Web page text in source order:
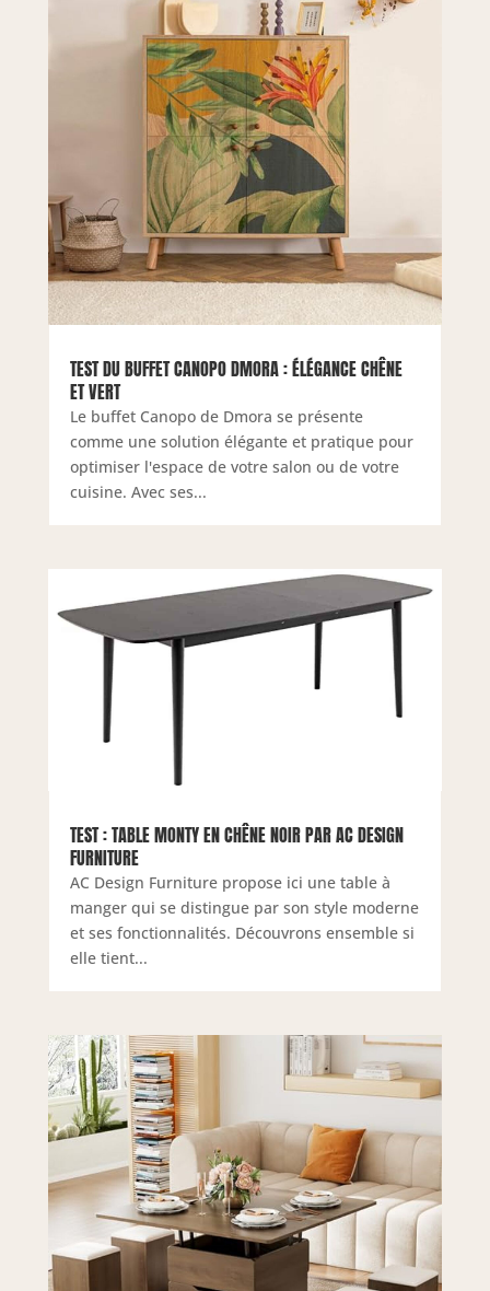
TEST DU BUFFET CANOPO DMORA : ÉLÉGANCE CHÊNE
ET VERT
Le buffet Canopo de Dmora se présente
comme une solution élégante et pratique pour
optimiser l'espace de votre salon ou de votre
cuisine. Avec ses...
TEST : TABLE MONTY EN CHÊNE NOIR PAR AC DESIGN
FURNITURE
AC Design Furniture propose ici une table à
manger qui se distingue par son style moderne
et ses fonctionnalités. Découvrons ensemble si
elle tient...